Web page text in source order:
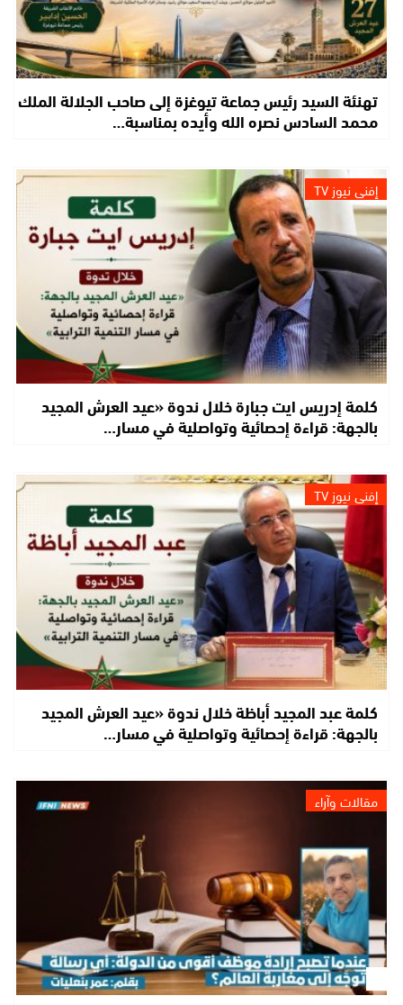
تهنئة السيد رئيس جماعة تيوغزة إلى صاحب الجلالة الملك
محمد السادس نصره الله وأيده بمناسبة…
إفني نيوز TV
كلمة إدريس ايت جبارة خلال ندوة «عيد العرش المجيد
بالجهة: قراءة إحصائية وتواصلية في مسار…
إفني نيوز TV
كلمة عبد المجيد أباظة خلال ندوة «عيد العرش المجيد
بالجهة: قراءة إحصائية وتواصلية في مسار…
مقالات وآراء